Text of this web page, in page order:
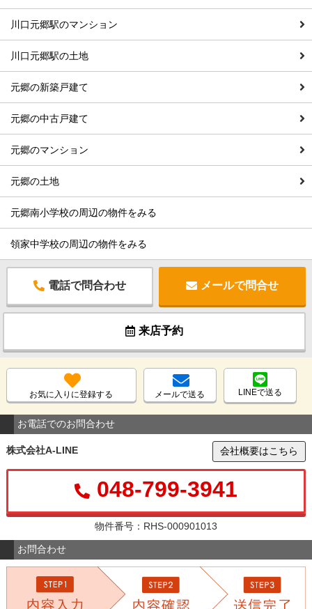
川口元郷駅のマンション
川口元郷駅の土地
元郷の新築戸建て
元郷の中古戸建て
元郷のマンション
元郷の土地
元郷南小学校の周辺の物件をみる
領家中学校の周辺の物件をみる
電話で問合わせ メールで問合せ
来店予約
お気に入りに登録する メールで送る LINEで送る
お電話でのお問合わせ
株式会社A-LINE 会社概要はこちら
048-799-3941
物件番号：RHS-000901013
お問合わせ